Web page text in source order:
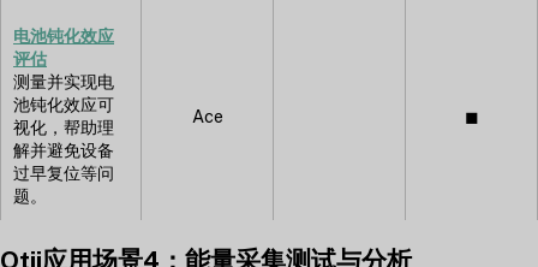
电池钝化效应
评估
测量并实现电
池钝化效应可
视化，帮助理
解并避免设备
过早复位等问
题。
Ace ◼︎
Otii应用场景4：能量采集测试与分析